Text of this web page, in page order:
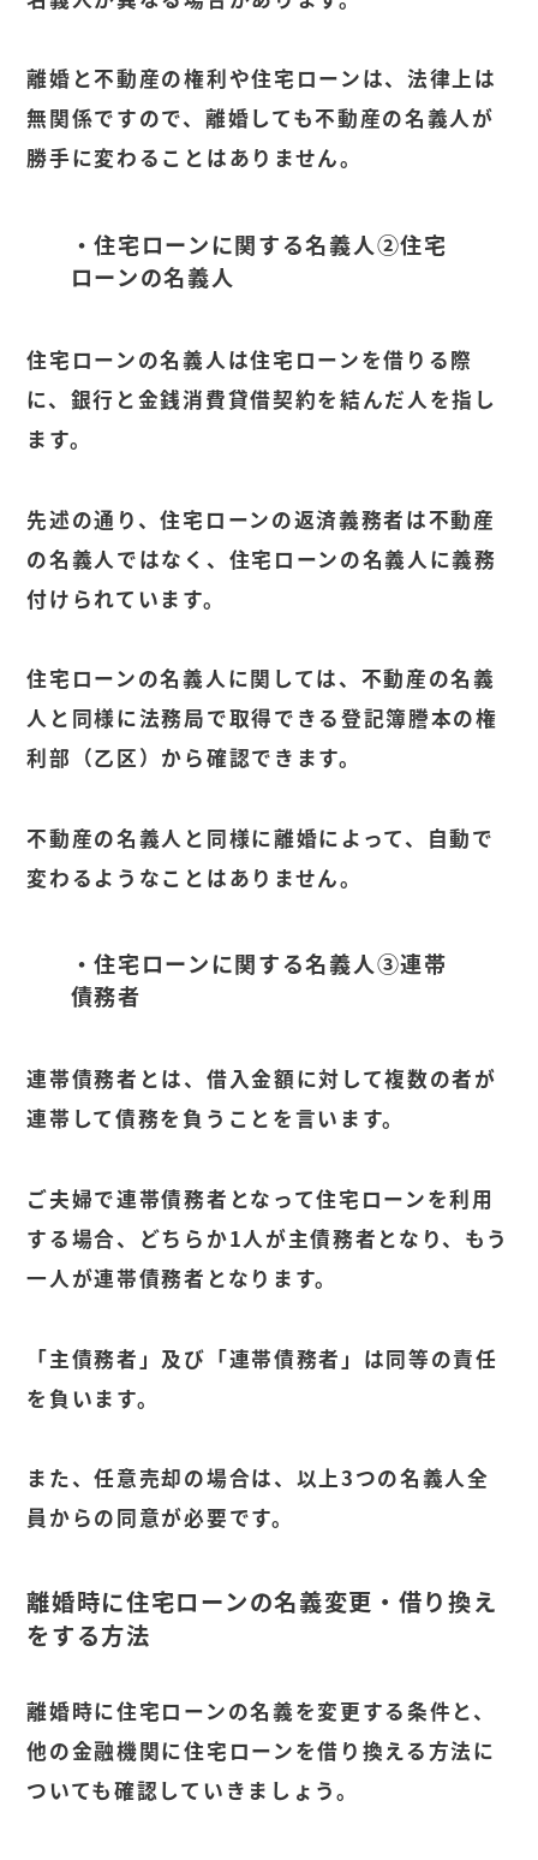
離婚と不動産の権利や住宅ローンは、法律上は
無関係ですので、離婚しても不動産の名義人が
勝手に変わることはありません。
・住宅ローンに関する名義人②住宅
ローンの名義人
住宅ローンの名義人は住宅ローンを借りる際
に、銀行と金銭消費貸借契約を結んだ人を指し
ます。
先述の通り、住宅ローンの返済義務者は不動産
の名義人ではなく、住宅ローンの名義人に義務
付けられています。
住宅ローンの名義人に関しては、不動産の名義
人と同様に法務局で取得できる登記簿謄本の権
利部（乙区）から確認できます。
不動産の名義人と同様に離婚によって、自動で
変わるようなことはありません。
・住宅ローンに関する名義人③連帯
債務者
連帯債務者とは、借入金額に対して複数の者が
連帯して債務を負うことを言います。
ご夫婦で連帯債務者となって住宅ローンを利用
する場合、どちらか1人が主債務者となり、もう
一人が連帯債務者となります。
「主債務者」及び「連帯債務者」は同等の責任
を負います。
また、任意売却の場合は、以上3つの名義人全
員からの同意が必要です。
離婚時に住宅ローンの名義変更・借り換え
をする方法
離婚時に住宅ローンの名義を変更する条件と、
他の金融機関に住宅ローンを借り換える方法に
ついても確認していきましょう。